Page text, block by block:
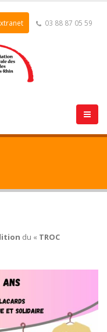
03 88 87 05 59
du « TROC